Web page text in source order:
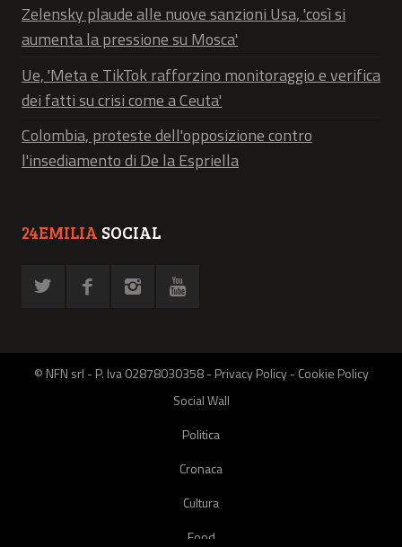
Zelensky plaude alle nuove sanzioni Usa, 'così si
aumenta la pressione su Mosca'
Ue, 'Meta e TikTok rafforzino monitoraggio e verifica
dei fatti su crisi come a Ceuta'
Colombia, proteste dell'opposizione contro
l'insediamento di De la Espriella
24EMILIA SOCIAL
© NFN srl - P. Iva 02878030358 -Privacy Policy-Cookie Policy
Social Wall
Politica
Cronaca
Cultura
Food